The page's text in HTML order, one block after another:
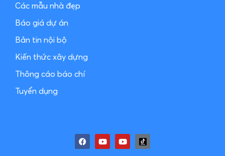
Các mẫu nhà đẹp
Báo giá dự án
Bản tin nội bộ
Kiến thức xây dựng
Thông cáo báo chí
Tuyển dụng